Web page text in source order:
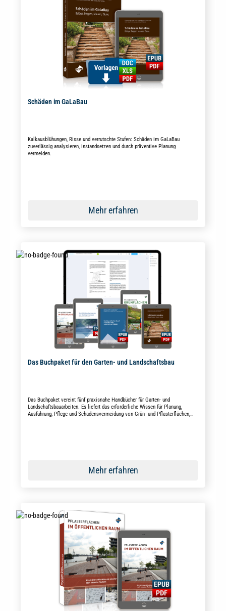
Schäden im GaLaBau
Kalkausblühungen, Risse und verrutschte Stufen: Schäden im GaLaBau
zuverlässig analysieren, instandsetzen und durch präventive Planung
vermeiden.
Mehr erfahren
Das Buchpaket für den Garten- und Landschaftsbau
Das Buchpaket vereint fünf praxisnahe Handbücher für Garten- und
Landschaftsbauarbeiten. Es liefert das erforderliche Wissen für Planung,
Ausführung, Pflege und Schadensvermeidung von Grün- und Pflasterflächen,
Mehr erfahren